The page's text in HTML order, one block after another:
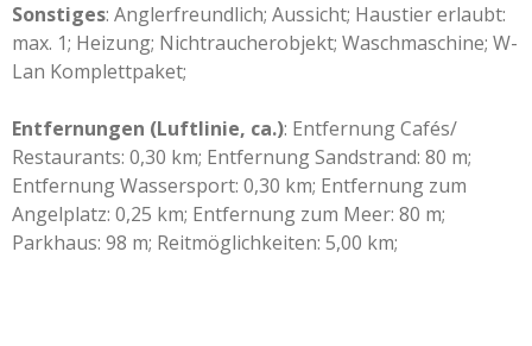
Sonstiges: Anglerfreundlich; Aussicht; Haustier erlaubt:
max. 1; Heizung; Nichtraucherobjekt; Waschmaschine; W-
Lan Komplettpaket;
Entfernungen (Luftlinie, ca.): Entfernung Cafés/
Restaurants: 0,30 km; Entfernung Sandstrand: 80 m;
Entfernung Wassersport: 0,30 km; Entfernung zum
Angelplatz: 0,25 km; Entfernung zum Meer: 80 m;
Parkhaus: 98 m; Reitmöglichkeiten: 5,00 km;